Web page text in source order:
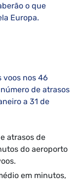
o que
Europa.
voos nos 46
de atrasos
a 31 de
atrasos de
do aeroporto
em minutos,